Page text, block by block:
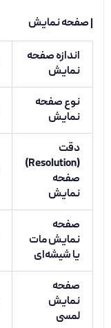
| صفحه نمایش
اندازه صفحه
نمایش
نوع صفحه
نمایش
دقت
(Resolution)
صفحه
نمایش
صفحه
نمایش مات
یا شیشه‌ای
صفحه
نمایش
لمسی